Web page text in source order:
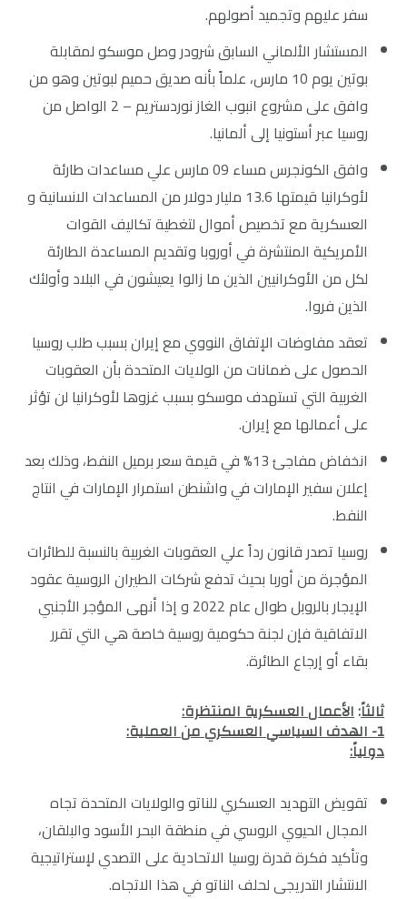
سفر عليهم وتجميد أصولهم.
المستشار الألماني السابق شرودر وصل موسكو لمقابلة
بوتين يوم 10 مارس، علماً بأنه صديق حميم لبوتين وهو من
وافق على مشروع انبوب الغاز نوردستريم – 2 الواصل من
روسيا عبر أستونيا إلى ألمانيا.
وافق الكونجرس مساء 09 مارس علي مساعدات طارئة
لأوكرانيا قيمتها 13.6 مليار دولار من المساعدات الانسانية و
العسكرية مع تخصيص أموال لتغطية تكاليف القوات
الأمريكية المنتشرة في أوروبا وتقديم المساعدة الطارئة
لكل من الأوكرانيين الذين ما زالوا يعيشون في البلاد وأولئك
الذين فروا.
تعقد مفاوضات الإتفاق النووي مع إيران بسبب طلب روسيا
الحصول على ضمانات من الولايات المتحدة بأن العقوبات
الغربية التي تستهدف موسكو بسبب غزوها لأوكرانيا لن تؤثر
على أعمالها مع إيران.
انخفاض مفاجئ 13% في قيمة سعر برميل النفط، وذلك بعد
إعلان سفير الإمارات في واشنطن استمرار الإمارات في انتاج
النفط.
روسيا تصدر قانون رداً علي العقوبات الغربية بالنسبة للطائرات
المؤجرة من أوربا بحيث تدفع شركات الطيران الروسية عقود
الإيجار بالروبل طوال عام 2022 و إذا أنهى المؤجر الأجنبي
الاتفاقية فإن لجنة حكومية روسية خاصة هي التي تقرر
بقاء أو إرجاع الطائرة.
ثالثاً:الأعمال العسكرية المنتظرة:
1- الهدف السياسي العسكري من العملية:
دولياً:
تقويض التهديد العسكري للناتو والولايات المتحدة تجاه
المجال الحيوي الروسي في منطقة البحر الأسود والبلقان،
وتأكيد فكرة قدرة روسيا الاتحادية على التصدي لإستراتيجية
الانتشار التدريجى لحلف الناتو في هذا الاتجاه.